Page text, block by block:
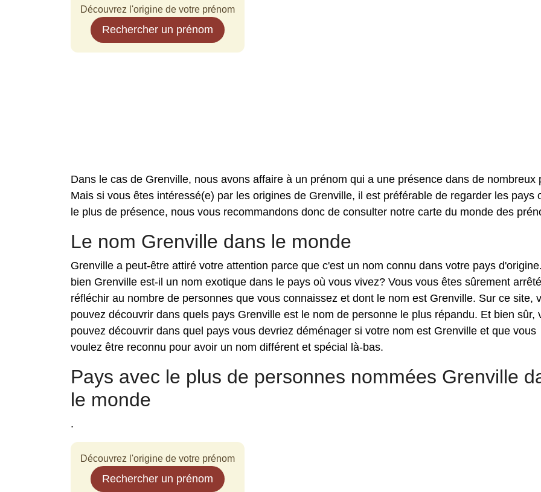
Découvrez l'origine de votre prénom
Rechercher un prénom
Dans le cas de Grenville, nous avons affaire à un prénom qui a une présence dans de nombreux
Mais si vous êtes intéressé(e) par les origines de Grenville, il est préférable de regarder les pays
le plus de présence, nous vous recommandons donc de consulter notre carte du monde des
Le nom Grenville dans le monde
Grenville a peut-être attiré votre attention parce que c'est un nom connu dans votre pays
bien Grenville est-il un nom exotique dans le pays où vous vivez? Vous vous êtes sûrement
réfléchir au nombre de personnes que vous connaissez et dont le nom est Grenville. Sur ce site,
pouvez découvrir dans quels pays Grenville est le nom de personne le plus répandu. Et bien sûr,
pouvez découvrir dans quel pays vous devriez déménager si votre nom est Grenville et que vous
voulez être reconnu pour avoir un nom différent et spécial là-bas.
Pays avec le plus de personnes nommées Grenville
le monde
.
Découvrez l'origine de votre prénom
Rechercher un prénom